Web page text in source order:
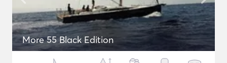
More 55 Black Edition